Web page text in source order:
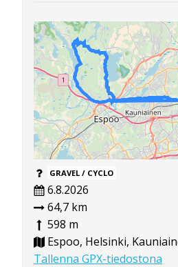
GRAVEL / CYCLO
6.8.2026
64,7 km
598 m
Espoo, Helsinki,
Tallenna GPX-tiedostona